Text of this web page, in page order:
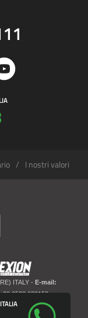
I nostri valori
ITALY - E-mail:
0522 639150
RE 06260730012 -